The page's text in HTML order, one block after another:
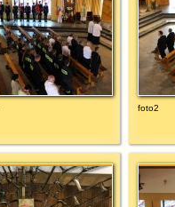
foto2